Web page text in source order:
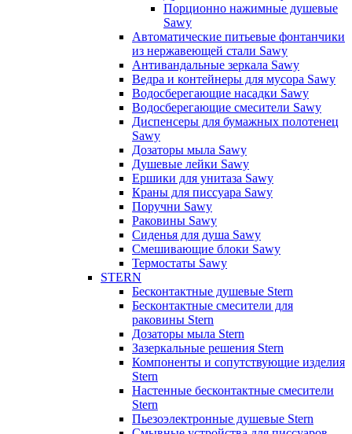
Порционно нажимные душевые
Sawy
Автоматические питьевые фонтанчики
из нержавеющей стали Sawy
Антивандальные зеркала Sawy
Ведра и контейнеры для мусора Sawy
Водосберегающие насадки Sawy
Водосберегающие смесители Sawy
Диспенсеры для бумажных полотенец
Sawy
Дозаторы мыла Sawy
Душевые лейки Sawy
Ершики для унитаза Sawy
Краны для писсуара Sawy
Поручни Sawy
Раковины Sawy
Сиденья для душа Sawy
Смешивающие блоки Sawy
Термостаты Sawy
STERN
Бесконтактные душевые Stern
Бесконтактные смесители для
раковины Stern
Дозаторы мыла Stern
Зазеркальные решения Stern
Компоненты и сопутствующие изделия
Stern
Настенные бесконтактные смесители
Stern
Пьезоэлектронные душевые Stern